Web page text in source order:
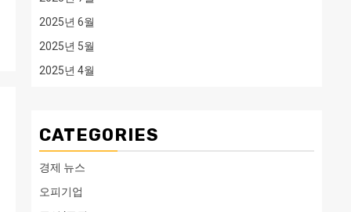
2025년 6월
2025년 5월
2025년 4월
CATEGORIES
경제 뉴스
오피기업